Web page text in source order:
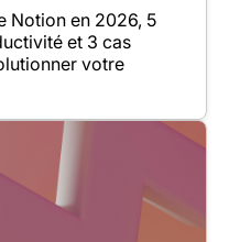
Notion en 2026, 5
et 3 cas
votre